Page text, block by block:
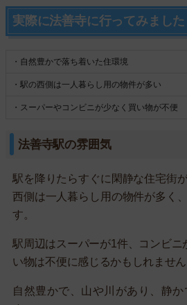
実際に法善寺に行ってみました
・自然豊かで落ち着いた住環境
・駅の西側は一人暮らし用の物件が多い
・スーパーやコンビニが少なく買い物が不便
法善寺駅の雰囲気
駅を降りたらすぐに閑静な住宅街
西側は一人暮らし用の物件が多く
す。
駅周辺はスーパーが1件、コンビニ
い物は不便に感じるかもしれません
自然豊かで、山や川があり、静